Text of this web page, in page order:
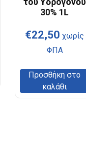
30% 1L
€22,50 χωρίς
ΦΠΑ
Προσθήκη στο
καλάθι